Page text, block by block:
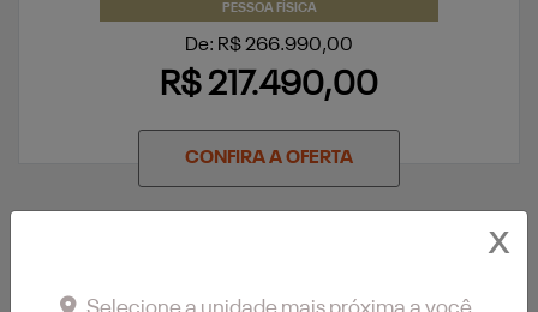
PESSOA FÍSICA
De: R$ 266.990,00
R$ 217.490,00
CONFIRA A OFERTA
X